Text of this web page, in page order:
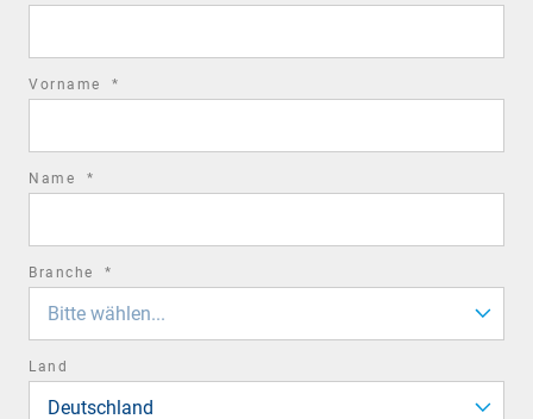
Vorname *
Name *
Branche *
Bitte wählen...
Land
Deutschland